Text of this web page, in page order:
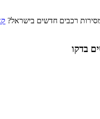
רכבים חדשים בישראל?
בדקו